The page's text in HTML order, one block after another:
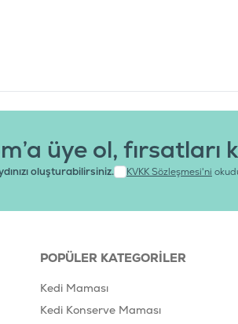
üye ol, fırsatları
oluşturabilirsiniz. KVKK Sözleşmesi'ni
POPÜLER KATEGORILER
Kedi Maması
Kedi Konserve Maması